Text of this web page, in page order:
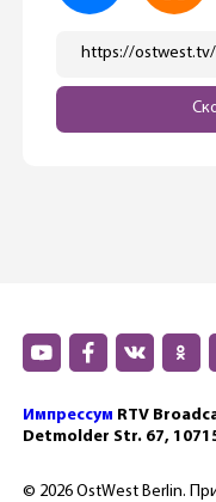
Импрессум RTV
Detmolder Str. 67,
© 2026 OstWest Berlin.